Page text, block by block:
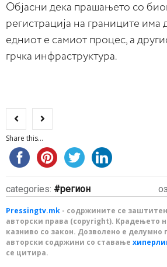
Објасни дека прашањето со
регистрација на границите има
едниот е самиот процес, а
грчка инфраструктура.
Share this...
categories: регион
Pressingtv.mk - содржините се
авторски права (copyright). Крадењето
казниво со закон. Дозволено е делумно
авторски содржини со ставање
се цитира.